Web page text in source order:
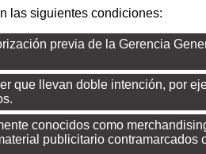
las siguientes condiciones:
previa de la Gerencia
que llevan doble intención, por
conocidos como
publicitario contramarcados